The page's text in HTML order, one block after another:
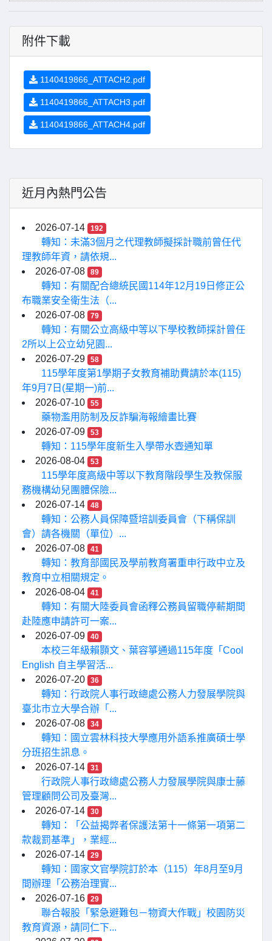
附件下載
1140419866_ATTACH2.pdf
1140419866_ATTACH3.pdf
1140419866_ATTACH4.pdf
近月內熱門公告
2026-07-14 192
轉知：未滿3個月之代理教師擬採計職前曾任代
理教師年資，請依規...
2026-07-08
89
轉知：有關配合總統民國114年12月19日修正公
布職業安全衛生法（...
2026-07-08
79
轉知：有關公立高級中等以下學校教師採計曾任
2所以上公立幼兒園...
2026-07-29
58
115學年度第1學期子女教育補助費請於本(115)
年9月7日(星期一)前...
2026-07-10
55
藥物濫用防制及反詐騙海報繪畫比賽
2026-07-09
53
轉知：115學年度新生入學帶水壺通知單
2026-08-04
53
115學年度高級中等以下教育階段學生及教保服
務機構幼兒團體保險...
2026-07-14
48
轉知：公務人員保障暨培訓委員會（下稱保訓
會）請各機關（單位）...
2026-07-08
41
轉知：教育部國民及學前教育署重申行政中立及
教育中立相關規定。
2026-08-04
41
轉知：有關大陸委員會函釋公務員留職停薪期間
赴陸應申請許可一案...
2026-07-09
40
本校三年級賴顥文、葉容箏通過115年度「Cool
English 自主學習活...
2026-07-20
36
轉知：行政院人事行政總處公務人力發展學院與
臺北市立大學合辦「...
2026-07-08
34
轉知：國立雲林科技大學應用外語系推廣碩士學
分班招生訊息。
2026-07-14
31
行政院人事行政總處公務人力發展學院與康士藤
管理顧問公司及臺灣...
2026-07-14
30
轉知：「公益揭弊者保護法第十一條第一項第二
款裁罰基準」，業經...
2026-07-14
29
轉知：國家文官學院訂於本（115）年8月至9月
間辦理「公務治理實...
2026-07-16
29
聯合報股「緊急避難包－物資大作戰」校園防災
教育資源，請同仁下...